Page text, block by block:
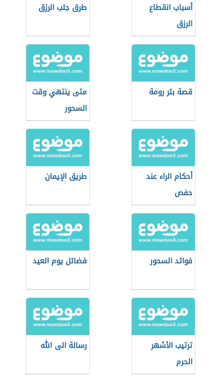
أسباب انقطاع
الرزق
طرق جلب الرزق
قصة بئر رومة
متى ينتهي وقت
السحور
أحكام الراء عند
حفص
طريق الإيمان
فوائد السحور فضائل يوم العيد
ترتيب الأشهر
الحرم
رسالة الى الله